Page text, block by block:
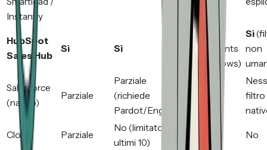
Instantly
HubSpot
Sales Hub
Sì Sì
Sì
(Documents
+ Workflows)
Sì
non
Salesforce
(nativo)
Parziale
Parziale
(richiede
Pardot/Engage)
Parziale
(Flow su
eventi)
filtro
Close Parziale
No (limitato agli
ultimi 10)
No No